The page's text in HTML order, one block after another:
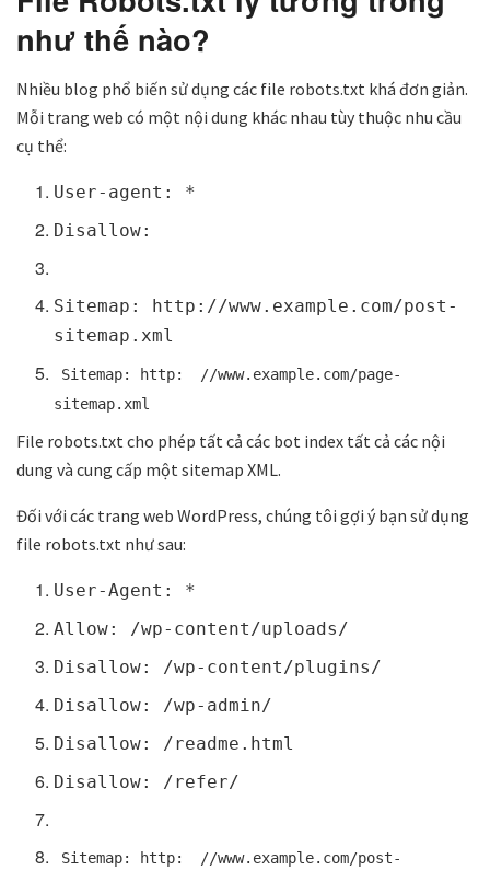
như thế nào?
Nhiều blog phổ biến sử dụng các file robots.txt khá đơn giản.
Mỗi trang web có một nội dung khác nhau tùy thuộc nhu cầu
cụ thể:
User-agent: *
Disallow:
Sitemap: http://www.example.com/post-
sitemap.xml
Sitemap: http:
//www.example.com/page-
sitemap.xml
File robots.txt cho phép tất cả các bot index tất cả các nội
dung và cung cấp một sitemap XML.
Đối với các trang web WordPress, chúng tôi gợi ý bạn sử dụng
file robots.txt như sau:
User-Agent: *
Allow: /wp-content/uploads/
Disallow: /wp-content/plugins/
Disallow: /wp-admin/
Disallow: /readme.html
Disallow: /refer/
Sitemap: http:
//www.example.com/post-